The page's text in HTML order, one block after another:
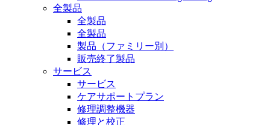
全製品
全製品
全製品
製品（ファミリー別）
販売終了製品
サービス
サービス
ケアサポートプラン
修理調整機器
修理と校正